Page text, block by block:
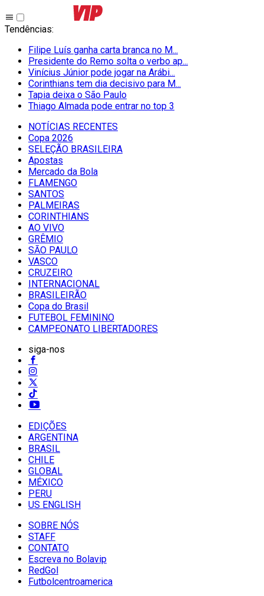
Tendências:
Filipe Luís ganha carta branca no M...
Presidente do Remo solta o verbo ap...
Vinícius Júnior pode jogar na Arábi...
Corinthians tem dia decisivo para M...
Tapia deixa o São Paulo
Thiago Almada pode entrar no top 3
NOTÍCIAS RECENTES
Copa 2026
SELEÇÃO BRASILEIRA
Apostas
Mercado da Bola
FLAMENGO
SANTOS
PALMEIRAS
CORINTHIANS
AO VIVO
GRÊMIO
SĀO PAULO
VASCO
CRUZEIRO
INTERNACIONAL
BRASILEIRÃO
Copa do Brasil
FUTEBOL FEMININO
CAMPEONATO LIBERTADORES
siga-nos
EDIÇÕES
ARGENTINA
BRASIL
CHILE
GLOBAL
MÉXICO
PERU
US ENGLISH
SOBRE NÓS
STAFF
CONTATO
Escreva no Bolavip
RedGol
Futbolcentroamerica